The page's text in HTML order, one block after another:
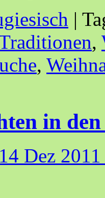
|
,
,
in
Dez